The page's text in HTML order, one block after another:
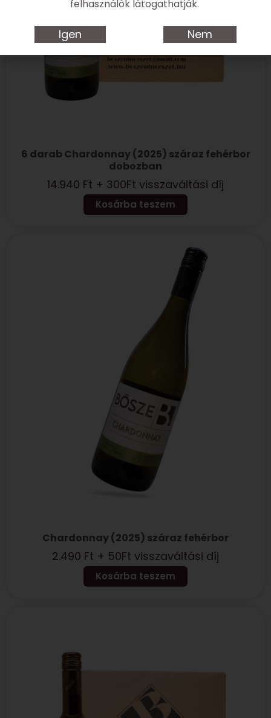
6 darab Chardonnay (2025) száraz fehérbor
dobozban
14.940 Ft + 300Ft visszaváltási díj
Kosárba teszem
Chardonnay (2025) száraz fehérbor
2.490 Ft + 50Ft visszaváltási díj
Kosárba teszem
felhasználók látogathatják.
Igen Nem